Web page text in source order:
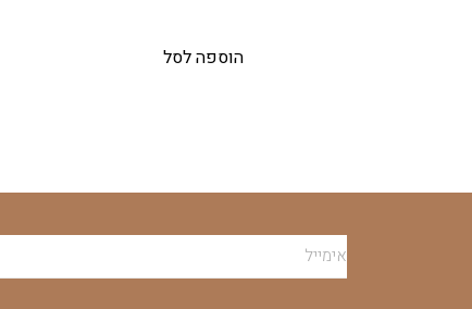
הוספה לסל